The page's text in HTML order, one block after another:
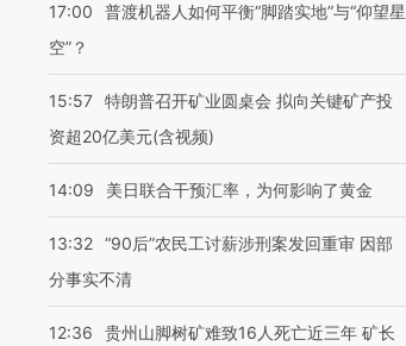
17:00
普渡机器人如何平衡“脚踏实地”与“仰望星
空”？
15:57 特朗普召开矿业圆桌会 拟向关键矿产投
资超20亿美元(含视频)
14:09 美日联合干预汇率，为何影响了黄金
13:32 “90后”农民工讨薪涉刑案发回重审 因部
分事实不清
12:36
贵州山脚树矿难致16人死亡近三年 矿长